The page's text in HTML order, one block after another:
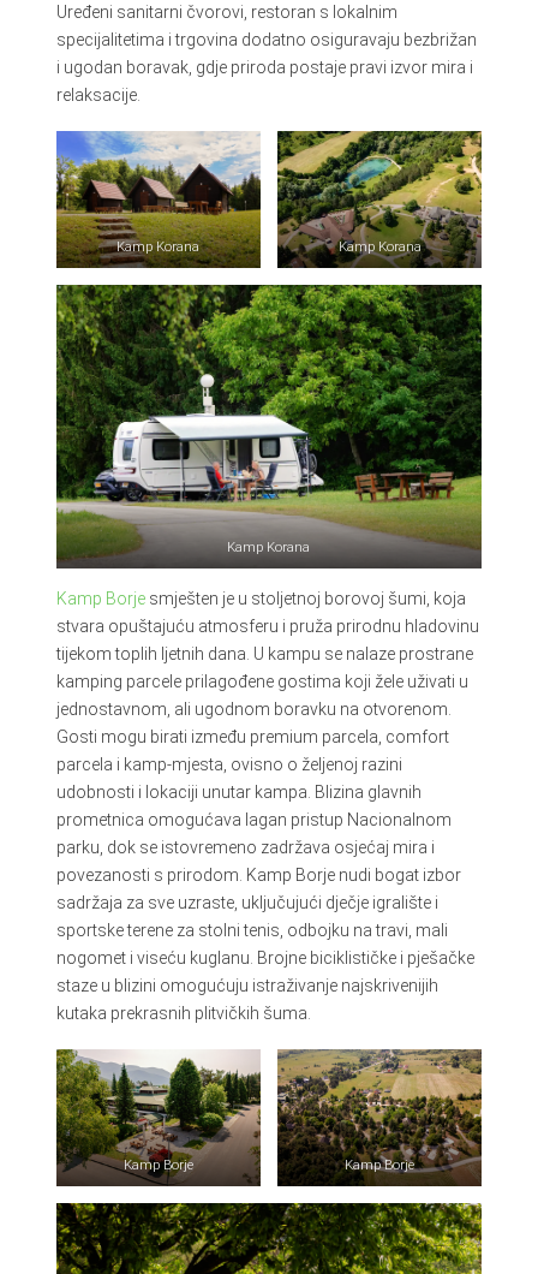
Uređeni sanitarni čvorovi, restoran s lokalnim
specijalitetima i trgovina dodatno osiguravaju bezbrižan
i ugodan boravak, gdje priroda postaje pravi izvor mira i
relaksacije.
Kamp Korana Kamp Korana
Kamp Korana
Kamp Borjesmješten je u stoljetnoj borovoj šumi, koja
stvara opuštajuću atmosferu i pruža prirodnu hladovinu
tijekom toplih ljetnih dana. U kampu se nalaze prostrane
kamping parcele prilagođene gostima koji žele uživati u
jednostavnom, ali ugodnom boravku na otvorenom.
Gosti mogu birati između premium parcela, comfort
parcela i kamp-mjesta, ovisno o željenoj razini
udobnosti i lokaciji unutar kampa. Blizina glavnih
prometnica omogućava lagan pristup Nacionalnom
parku, dok se istovremeno zadržava osjećaj mira i
povezanosti s prirodom. Kamp Borje nudi bogat izbor
sadržaja za sve uzraste, uključujući dječje igralište i
sportske terene za stolni tenis, odbojku na travi, mali
nogomet i viseću kuglanu. Brojne biciklističke i pješačke
staze u blizini omogućuju istraživanje najskrivenijih
kutaka prekrasnih plitvičkih šuma.
Kamp Borje Kamp Borje